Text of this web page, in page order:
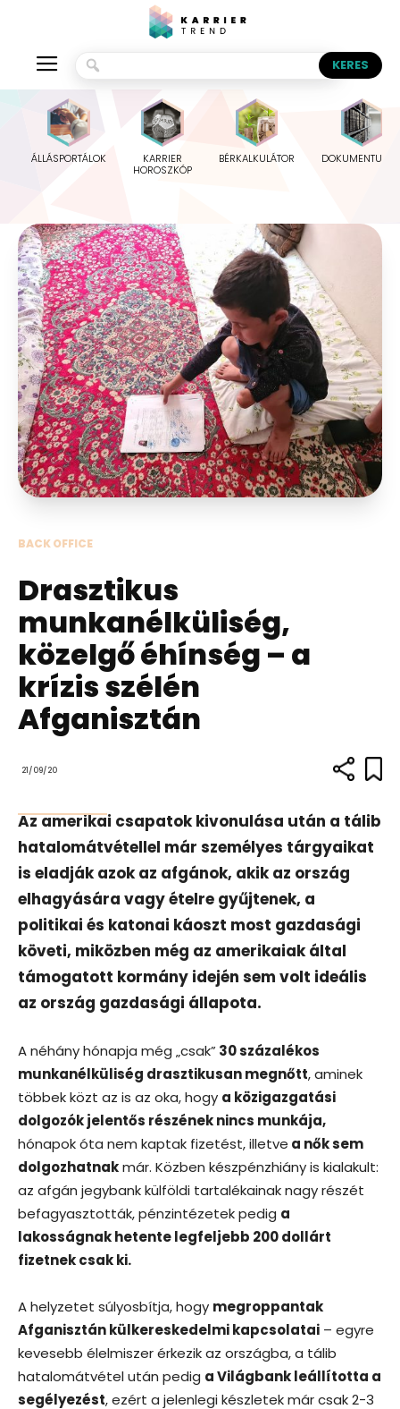
ÁLLÁSPORTÁLOK
KARRIER
HOROSZKÓP
BÉRKALKULÁTOR
BACK OFFICE
Drasztikus
munkanélküliség,
közelgő éhínség – a
krízis szélén
Afganisztán
21/09/20
Az amerikai csapatok kivonulása után a tálib
hatalomátvétellel már személyes tárgyaikat
is eladják azok az afgánok, akik az ország
elhagyására vagy ételre gyűjtenek, a
politikai és katonai káoszt most gazdasági
követi, miközben még az amerikaiak által
támogatott kormány idején sem volt ideális
az ország gazdasági állapota.
A néhány hónapja még „csak” 30 százalékos
munkanélküliség drasztikusan megnőtt, aminek
többek közt az is az oka, hogy a közigazgatási
dolgozók jelentős részének nincs munkája,
hónapok óta nem kaptak fizetést, illetve a nők sem
dolgozhatnakmár. Közben készpénzhiány is kialakult:
az afgán jegybank külföldi tartalékainak nagy részét
befagyasztották, pénzintézetek pedig a
lakosságnak hetente legfeljebb 200 dollárt
fizetnek csak ki.
A helyzetet súlyosbítja, hogy megroppantak
Afganisztán külkereskedelmi kapcsolatai – egyre
kevesebb élelmiszer érkezik az országba, a tálib
hatalomátvétel után pedig a Világbank leállította a
segélyezést, ezért a jelenlegi készletek már csak 2-3